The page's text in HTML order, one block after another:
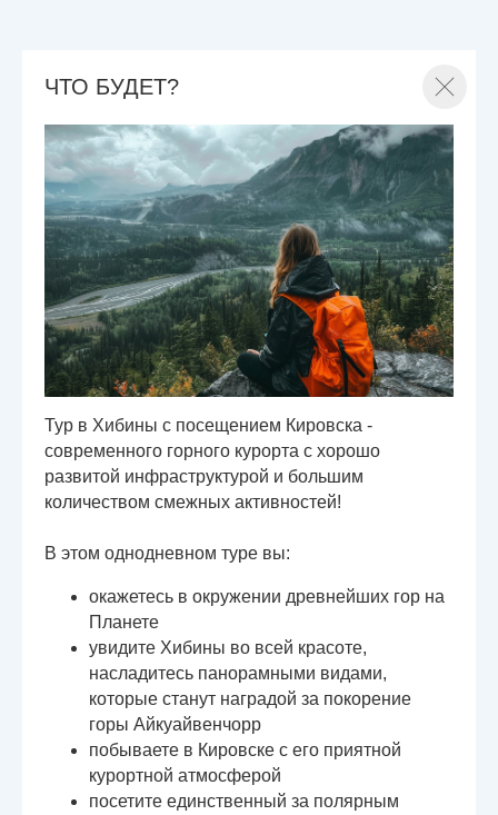
ЧТО БУДЕТ?
Тур в Хибины с посещением Кировска -
современного горного курорта с хорошо
развитой инфраструктурой и большим
количеством смежных активностей!
В этом однодневном туре вы:
окажетесь в окружении древнейших гор на
Планете
увидите Хибины во всей красоте,
насладитесь панорамными видами,
которые станут наградой за покорение
горы Айкуайвенчорр
побываете в Кировске с его приятной
курортной атмосферой
посетите единственный за полярным